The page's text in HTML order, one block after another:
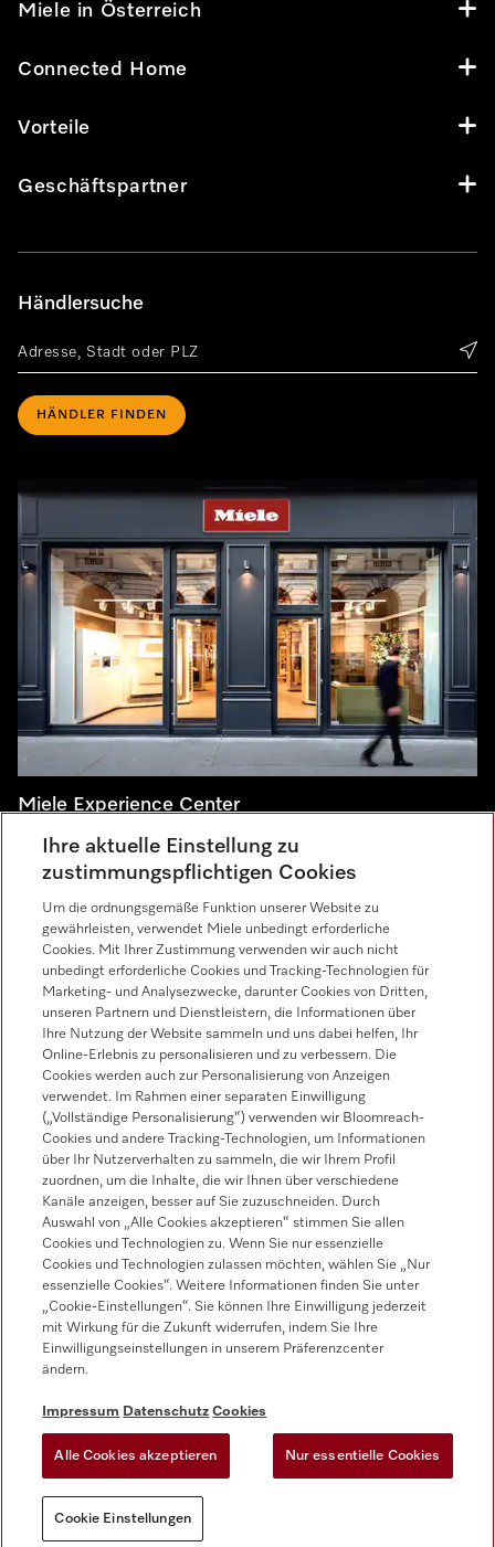
Miele in Österreich
Connected Home
Vorteile
Geschäftspartner
Händlersuche
HÄNDLER FINDEN
Miele Experience Center
Besuchen Sie unsere Miele Experience Center und lassen
Sie sich inspirieren.
Miele Experience Center Salzburg
Miele Experience Center Wien
Miele Experience Center Graz
Kontakt 050 800 800
Follow Miele
Newsletter
Ihre aktuelle Einstellung zu
zustimmungspflichtigen Cookies
Um die ordnungsgemäße Funktion unserer Website zu
gewährleisten, verwendet Miele unbedingt erforderliche
Cookies. Mit Ihrer Zustimmung verwenden wir auch nicht
unbedingt erforderliche Cookies und Tracking-Technologien für
Marketing- und Analysezwecke, darunter Cookies von Dritten,
unseren Partnern und Dienstleistern, die Informationen über
Ihre Nutzung der Website sammeln und uns dabei helfen, Ihr
Online-Erlebnis zu personalisieren und zu verbessern. Die
Cookies werden auch zur Personalisierung von Anzeigen
verwendet. Im Rahmen einer separaten Einwilligung
(„Vollständige Personalisierung“) verwenden wir Bloomreach-
Cookies und andere Tracking-Technologien, um Informationen
über Ihr Nutzerverhalten zu sammeln, die wir Ihrem Profil
zuordnen, um die Inhalte, die wir Ihnen über verschiedene
Kanäle anzeigen, besser auf Sie zuzuschneiden. Durch
Auswahl von „Alle Cookies akzeptieren“ stimmen Sie allen
Cookies und Technologien zu. Wenn Sie nur essenzielle
Cookies und Technologien zulassen möchten, wählen Sie „Nur
essenzielle Cookies“. Weitere Informationen finden Sie unter
„Cookie-Einstellungen“. Sie können Ihre Einwilligung jederzeit
mit Wirkung für die Zukunft widerrufen, indem Sie Ihre
Einwilligungseinstellungen in unserem Präferenzcenter
ändern.
Impressum Datenschutz Cookies
Alle Cookies akzeptieren Nur essentielle Cookies
Cookie Einstellungen